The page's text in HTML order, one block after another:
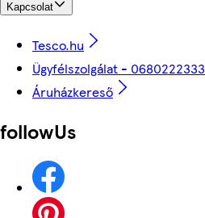
Kapcsolat
Tesco.hu
Ügyfélszolgálat - 0680222333
Áruházkereső
followUs